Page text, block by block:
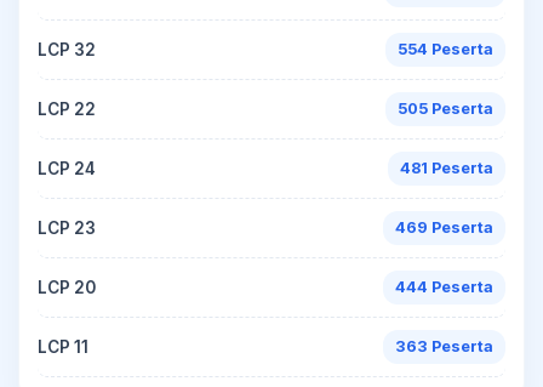
LCP 32 554 Peserta
LCP 22 505 Peserta
LCP 24 481 Peserta
LCP 23 469 Peserta
LCP 20 444 Peserta
LCP 11 363 Peserta